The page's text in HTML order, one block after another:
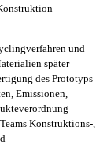
und
später
des Prototyps
Emissionen,
Konstruktions-,